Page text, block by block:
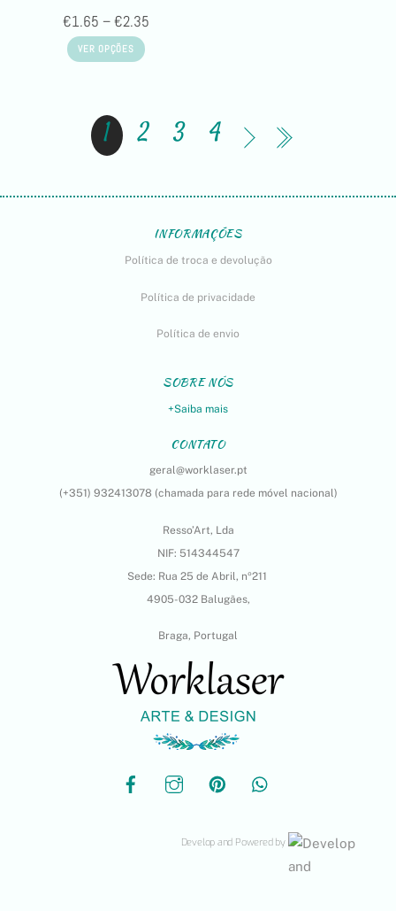
€1.65 –€2.35
VER OPÇÕES
1 2 3 4
INFORMAÇÕES
Política de troca e devolução
Política de privacidade
Política de envio
SOBRE NÓS
+Saiba mais
CONTATO
geral@worklaser.pt
(+351) 932413078 (chamada para rede móvel nacional)
Resso’Art, Lda
NIF: 514344547
Sede: Rua 25 de Abril, nº211
4905-032 Balugães,
Braga, Portugal
Develop and Powered by